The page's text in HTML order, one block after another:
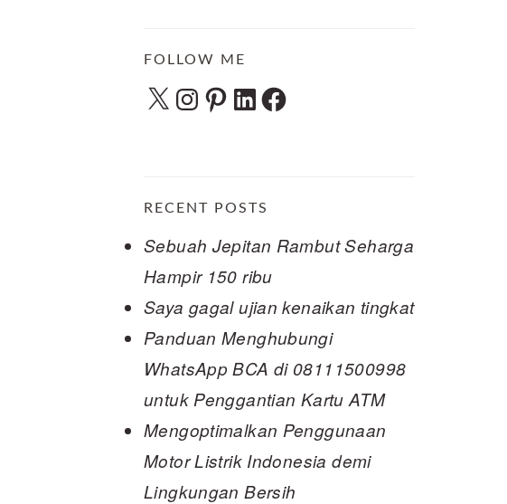
FOLLOW ME
X Instagram
Pinterest
LinkedInFacebook
RECENT POSTS
Sebuah Jepitan Rambut Seharga
Hampir 150 ribu
Saya gagal ujian kenaikan tingkat
Panduan Menghubungi
WhatsApp BCA di 08111500998
untuk Penggantian Kartu ATM
Mengoptimalkan Penggunaan
Motor Listrik Indonesia demi
Lingkungan Bersih